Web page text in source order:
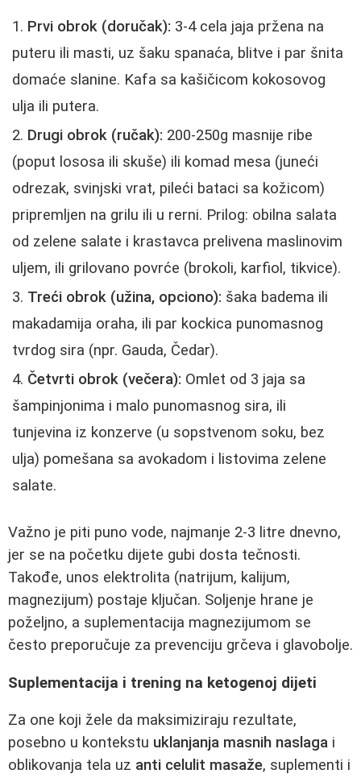
Prvi obrok (doručak): 3-4 cela jaja pržena na
puteru ili masti, uz šaku spanaća, blitve i par šnita
domaće slanine. Kafa sa kašičicom kokosovog
ulja ili putera.
Drugi obrok (ručak): 200-250g masnije ribe
(poput lososa ili skuše) ili komad mesa (juneći
odrezak, svinjski vrat, pileći bataci sa kožicom)
pripremljen na grilu ili u rerni. Prilog: obilna salata
od zelene salate i krastavca prelivena maslinovim
uljem, ili grilovano povrće (brokoli, karfiol, tikvice).
Treći obrok (užina, opciono): šaka badema ili
makadamija oraha, ili par kockica punomasnog
tvrdog sira (npr. Gauda, Čedar).
Četvrti obrok (večera): Omlet od 3 jaja sa
šampinjonima i malo punomasnog sira, ili
tunjevina iz konzerve (u sopstvenom soku, bez
ulja) pomešana sa avokadom i listovima zelene
salate.
Važno je piti puno vode, najmanje 2-3 litre dnevno,
jer se na početku dijete gubi dosta tečnosti.
Takođe, unos elektrolita (natrijum, kalijum,
magnezijum) postaje ključan. Soljenje hrane je
poželjno, a suplementacija magnezijumom se
često preporučuje za prevenciju grčeva i glavobolje.
Suplementacija i trening na ketogenoj dijeti
Za one koji žele da maksimiziraju rezultate,
posebno u kontekstu uklanjanja masnih naslaga i
oblikovanja tela uz anti celulit masaže, suplementi i